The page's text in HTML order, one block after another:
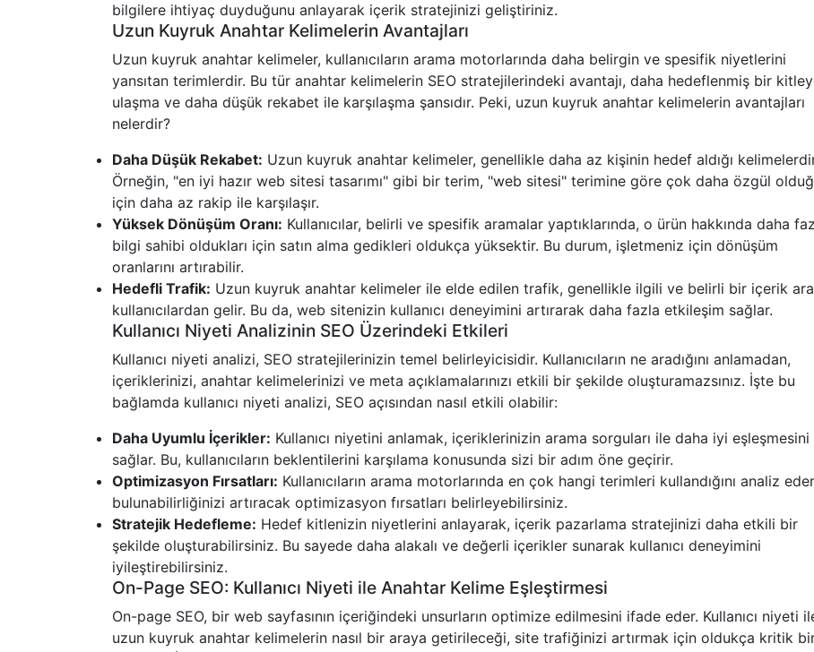
bilgilere ihtiyaç duyduğunu anlayarak içerik stratejinizi geliştiriniz.
Uzun Kuyruk Anahtar Kelimelerin Avantajları
Uzun kuyruk anahtar kelimeler, kullanıcıların arama motorlarında daha belirgin ve spesifik niyetlerini
yansıtan terimlerdir. Bu tür anahtar kelimelerin SEO stratejilerindeki avantajı, daha hedeflenmiş bir
ulaşma ve daha düşük rekabet ile karşılaşma şansıdır. Peki, uzun kuyruk anahtar kelimelerin avantajları
nelerdir?
Daha Düşük Rekabet: Uzun kuyruk anahtar kelimeler, genellikle daha az kişinin hedef aldığı
Örneğin, "en iyi hazır web sitesi tasarımı" gibi bir terim, "web sitesi" terimine göre çok daha özgül
için daha az rakip ile karşılaşır.
Yüksek Dönüşüm Oranı: Kullanıcılar, belirli ve spesifik aramalar yaptıklarında, o ürün hakkında daha
bilgi sahibi oldukları için satın alma gedikleri oldukça yüksektir. Bu durum, işletmeniz için dönüşüm
oranlarını artırabilir.
Hedefli Trafik: Uzun kuyruk anahtar kelimeler ile elde edilen trafik, genellikle ilgili ve belirli bir içerik
kullanıcılardan gelir. Bu da, web sitenizin kullanıcı deneyimini artırarak daha fazla etkileşim sağlar.
Kullanıcı Niyeti Analizinin SEO Üzerindeki Etkileri
Kullanıcı niyeti analizi, SEO stratejilerinizin temel belirleyicisidir. Kullanıcıların ne aradığını anlamadan,
içeriklerinizi, anahtar kelimelerinizi ve meta açıklamalarınızı etkili bir şekilde oluşturamazsınız. İşte bu
bağlamda kullanıcı niyeti analizi, SEO açısından nasıl etkili olabilir:
Daha Uyumlu İçerikler: Kullanıcı niyetini anlamak, içeriklerinizin arama sorguları ile daha iyi eşleşmesini
sağlar. Bu, kullanıcıların beklentilerini karşılama konusunda sizi bir adım öne geçirir.
Optimizasyon Fırsatları: Kullanıcıların arama motorlarında en çok hangi terimleri kullandığını analiz
bulunabilirliğinizi artıracak optimizasyon fırsatları belirleyebilirsiniz.
Stratejik Hedefleme: Hedef kitlenizin niyetlerini anlayarak, içerik pazarlama stratejinizi daha etkili bir
şekilde oluşturabilirsiniz. Bu sayede daha alakalı ve değerli içerikler sunarak kullanıcı deneyimini
iyileştirebilirsiniz.
On-Page SEO: Kullanıcı Niyeti ile Anahtar Kelime Eşleştirmesi
On-page SEO, bir web sayfasının içeriğindeki unsurların optimize edilmesini ifade eder. Kullanıcı niyeti
uzun kuyruk anahtar kelimelerin nasıl bir araya getirileceği, site trafiğinizi artırmak için oldukça kritik